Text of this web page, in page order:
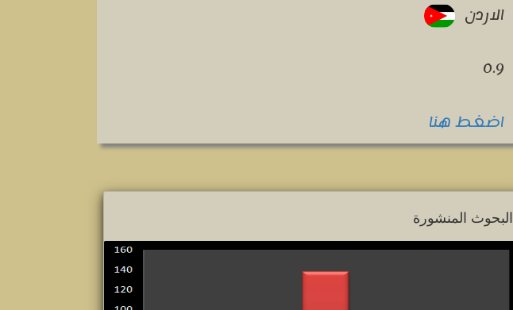
الاردن
0.9
اضغط هنا
البحوث المنشورة